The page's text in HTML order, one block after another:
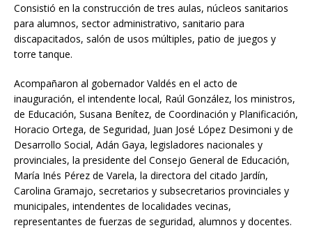
Consistió en la construcción de tres aulas, núcleos sanitarios
para alumnos, sector administrativo, sanitario para
discapacitados, salón de usos múltiples, patio de juegos y
torre tanque.
Acompañaron al gobernador Valdés en el acto de
inauguración, el intendente local, Raúl González, los ministros,
de Educación, Susana Benítez, de Coordinación y Planificación,
Horacio Ortega, de Seguridad, Juan José López Desimoni y de
Desarrollo Social, Adán Gaya, legisladores nacionales y
provinciales, la presidente del Consejo General de Educación,
María Inés Pérez de Varela, la directora del citado Jardín,
Carolina Gramajo, secretarios y subsecretarios provinciales y
municipales, intendentes de localidades vecinas,
representantes de fuerzas de seguridad, alumnos y docentes.